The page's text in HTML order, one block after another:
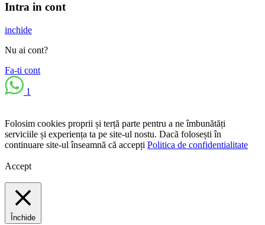
Intra in cont
inchide
Nu ai cont?
Fa-ti cont
1
Folosim cookies proprii și terță parte pentru a ne îmbunătăți
serviciile și experiența ta pe site-ul nostu. Dacă folosești în
continuare site-ul înseamnă că accepți Politica de confidentialitate
Accept
Închide